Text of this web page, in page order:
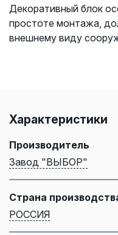
Декоративный блок
простоте монтажа,
внешнему виду
Характеристики
Производитель
Завод "ВЫБОР"
Страна
РОССИЯ